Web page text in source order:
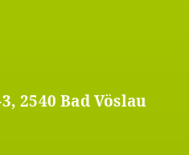
2540 Bad Vöslau